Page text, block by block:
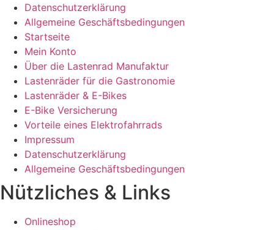
Datenschutzerklärung
Allgemeine Geschäftsbedingungen
Startseite
Mein Konto
Über die Lastenrad Manufaktur
Lastenräder für die Gastronomie
Lastenräder & E-Bikes
E-Bike Versicherung
Vorteile eines Elektrofahrrads
Impressum
Datenschutzerklärung
Allgemeine Geschäftsbedingungen
Nützliches & Links
Onlineshop